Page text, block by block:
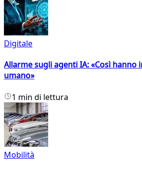
Digitale
Allarme sugli agenti IA: «Così hanno
umano»
1 min di lettura
Mobilità